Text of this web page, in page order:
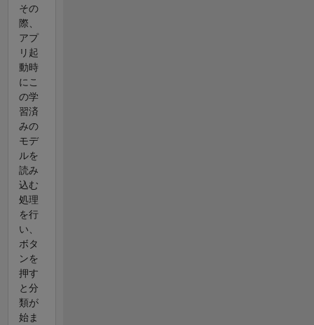
その
際、
アプ
リ起
動時
にこ
の学
習済
みの
モデ
ルを
読み
込む
処理
を行
い、
ボタ
ンを
押す
と分
類が
始ま